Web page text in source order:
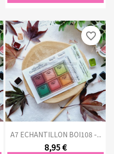
A7 ECHANTILLON BOI108 -...
8,95 €
favorite_border